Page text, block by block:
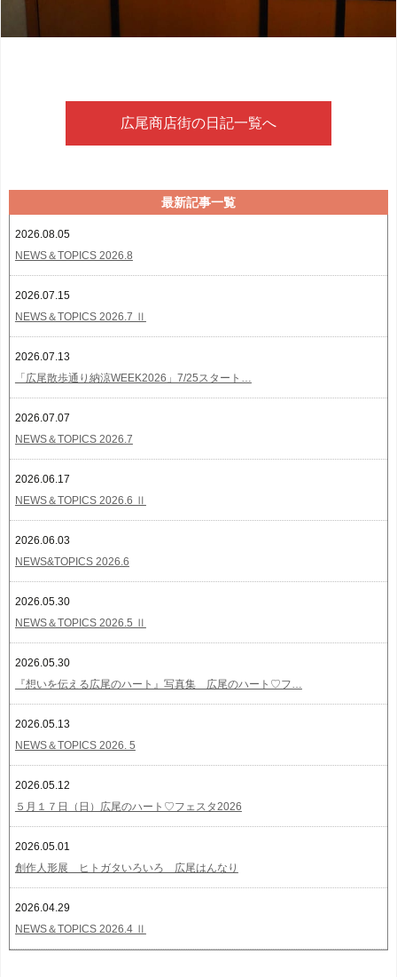
広尾商店街の日記一覧へ
最新記事一覧
2026.08.05
NEWS＆TOPICS 2026.8
2026.07.15
NEWS＆TOPICS 2026.7 Ⅱ
2026.07.13
「広尾散歩通り納涼WEEK2026」7/25スタート…
2026.07.07
NEWS＆TOPICS 2026.7
2026.06.17
NEWS＆TOPICS 2026.6 Ⅱ
2026.06.03
NEWS&TOPICS 2026.6
2026.05.30
NEWS＆TOPICS 2026.5 Ⅱ
2026.05.30
『想いを伝える広尾のハート』写真集 広尾のハート♡フ…
2026.05.13
NEWS＆TOPICS 2026. 5
2026.05.12
５月１７日（日）広尾のハート♡フェスタ2026
2026.05.01
創作人形展 ヒトガタいろいろ 広尾はんなり
2026.04.29
NEWS＆TOPICS 2026.4 Ⅱ